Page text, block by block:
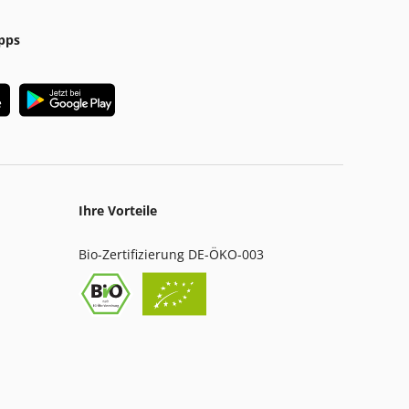
Ihre Vorteile
Bio-Zertifizierung DE-ÖKO-003